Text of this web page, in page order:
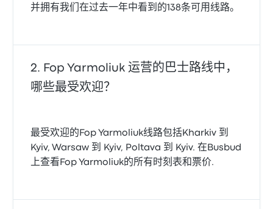
并拥有我们在过去一年中看到的138条可用线路。
Fop Yarmoliuk 运营的巴士路线中，
哪些最受欢迎？
最受欢迎的Fop Yarmoliuk线路包括Kharkiv 到
Kyiv, Warsaw 到 Kyiv, Poltava 到 Kyiv. 在Busbud
上查看Fop Yarmoliuk的所有时刻表和票价.